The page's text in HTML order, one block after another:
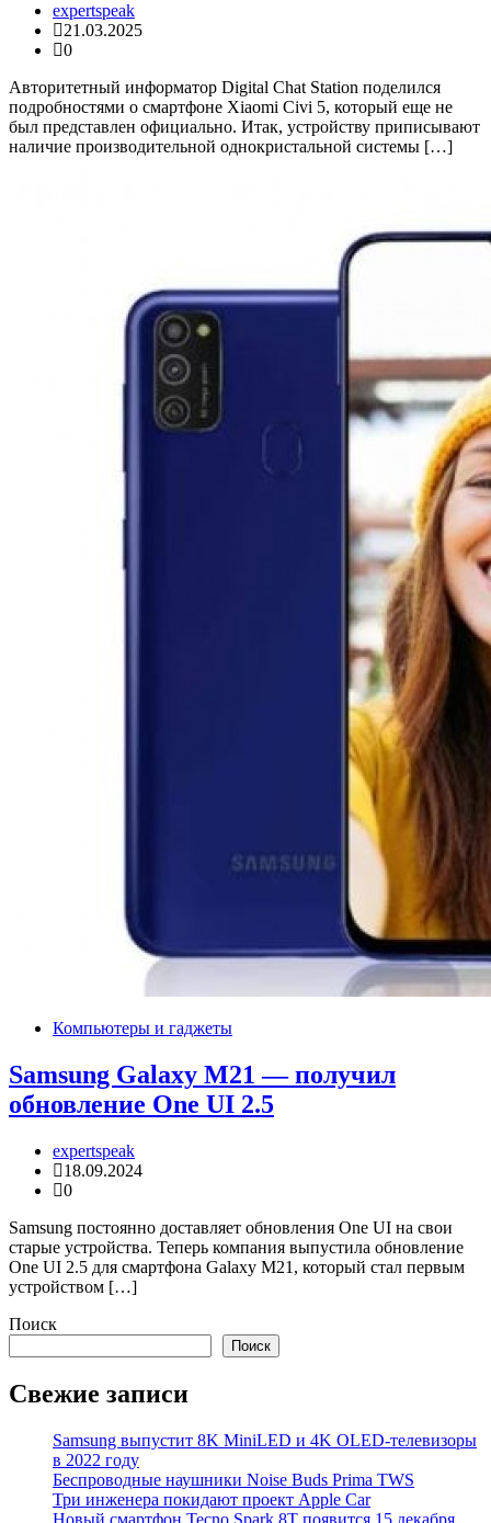
expertspeak
21.03.2025
0
Авторитетный информатор Digital Chat Station поделился
подробностями о смартфоне Xiaomi Civi 5, который еще не
был представлен официально. Итак, устройству приписывают
наличие производительной однокристальной системы […]
Компьютеры и гаджеты
Samsung Galaxy M21 — получил
обновление One UI 2.5
expertspeak
18.09.2024
0
Samsung постоянно доставляет обновления One UI на свои
старые устройства. Теперь компания выпустила обновление
One UI 2.5 для смартфона Galaxy M21, который стал первым
устройством […]
Поиск
Поиск
Свежие записи
Samsung выпустит 8K MiniLED и 4K OLED-телевизоры
в 2022 году
Беспроводные наушники Noise Buds Prima TWS
Три инженера покидают проект Apple Car
Новый смартфон Tecno Spark 8T появится 15 декабря